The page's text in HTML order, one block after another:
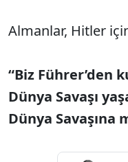
Almanlar, Hitler
“Biz Führer’den
Dünya Savaşı
Dünya Savaşına